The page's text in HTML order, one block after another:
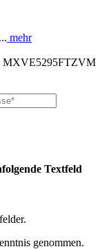
mehr
MXVE5295FTZVM
Textfeld
genommen.